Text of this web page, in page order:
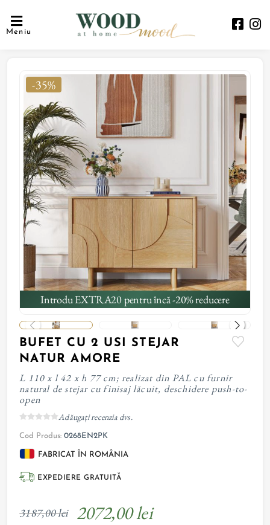
Meniu
-35%
Introdu EXTRA20 pentru încă -20% reducere
BUFET CU 2 USI STEJAR
NATUR AMORE
L 110 x l 42 x h 77 cm; realizat din PAL cu furnir
natural de stejar cu finisaj lăcuit, deschidere push-to-
open
Adăugați recenzia dvs.
Cod Produs: 0268EN2PK
FABRICAT ÎN ROMÂNIA
EXPEDIERE GRATUITĂ
3187,00 lei 2072,00 lei